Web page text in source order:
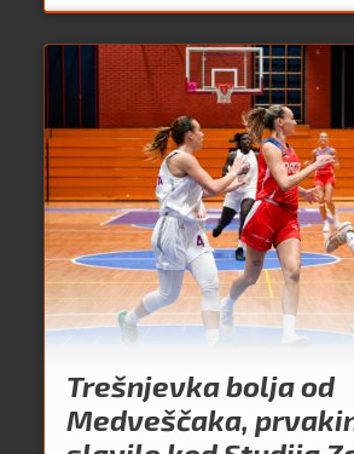
Trešnjevka bolja od
Medveščaka,